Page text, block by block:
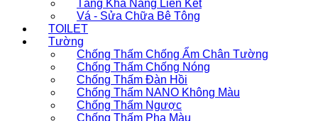
Tăng Khả Năng Liên Kết
Vá - Sửa Chữa Bê Tông
TOILET
Tường
Chống Thấm Chống Ẩm Chân Tường
Chống Thấm Chống Nóng
Chống Thấm Đàn Hồi
Chống Thấm NANO Không Màu
Chống Thấm Ngược
Chống Thấm Pha Màu